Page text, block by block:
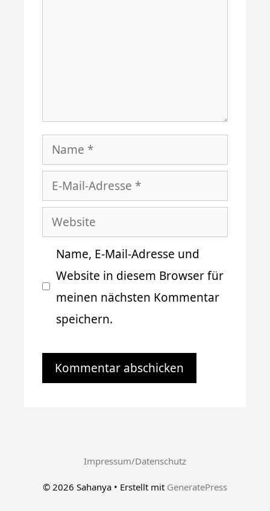
Name
Mail-
Adresse
Website
Name, E-Mail-Adresse und
Website in diesem Browser für
meinen nächsten Kommentar
speichern.
Impressum/Datenschutz
© 2026 Sahanya • Erstellt mit GeneratePress